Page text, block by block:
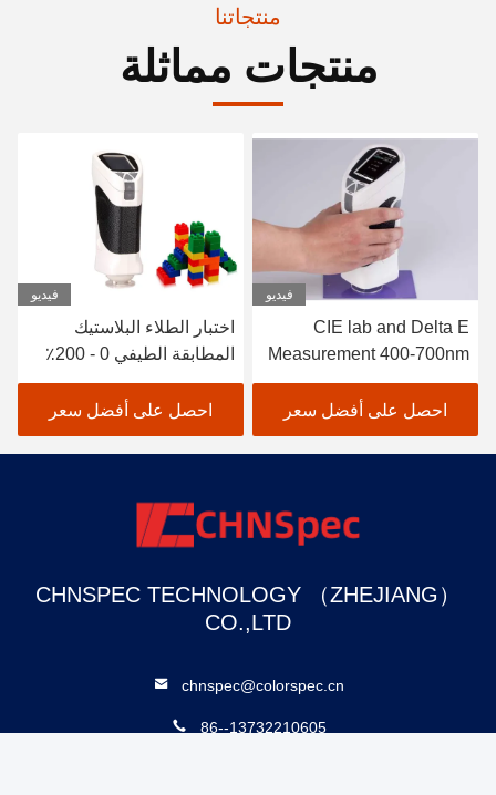
منتجاتنا
منتجات مماثلة
فيديو
CIE lab and Delta E
Measurement 400-700nm
Colour Tester Portable
Colour Difference Meter
احصل على أفضل سعر
فيديو
اختبار الطلاء البلاستيك
المطابقة الطيفي 0 - 200٪
قياس المدى
احصل على أفضل سعر
CHNSPEC TECHNOLOGY （ZHEJIANG）
CO.,LTD
chnspec@colorspec.cn
86--13732210605